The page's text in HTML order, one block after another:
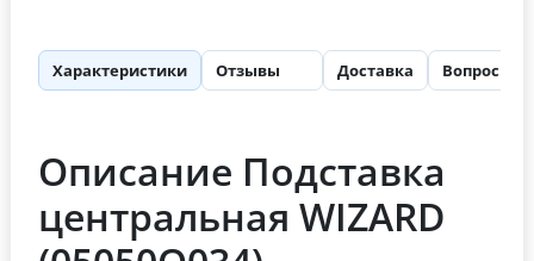
Характеристики Отзывы Доставка Вопросы
Описание Подставка
центральная WIZARD